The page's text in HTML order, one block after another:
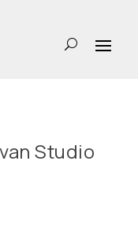
Studio